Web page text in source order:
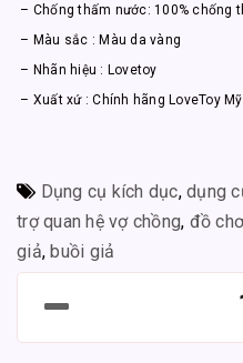
– Chống thấm nước: 100% chống
– Màu sắc : Màu da vàng
– Nhãn hiệu : Lovetoy
– Xuất xứ : Chính hãng LoveToy
Dụng cụ kích dục, dụng
trợ quan hệ vợ chồng, đồ
giả, buồi giả